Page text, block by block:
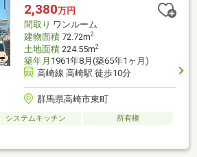
2,380万円
間取り ワンルーム
建物面積72.72m2
土地面積224.55m2
築年月 1961年8月(築65年1ヶ月)
高崎線 高崎駅 徒歩10分
群馬県高崎市東町
システムキッチン
所有権